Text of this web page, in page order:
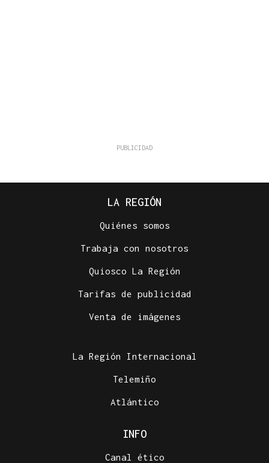
LA REGIÓN
Quiénes somos
Trabaja con nosotros
Quiosco La Región
Tarifas de publicidad
Venta de imágenes
La Región Internacional
Telemiño
Atlántico
INFO
Canal ético